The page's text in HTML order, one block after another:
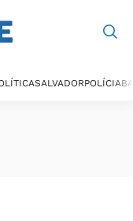
SALVADORPOLÍCIA